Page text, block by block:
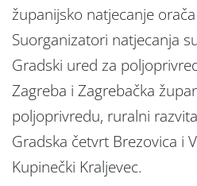
županijsko natjecanje
Suorganizatori natjecanja
Gradski ured za
Zagreba i Zagrebačka
poljoprivredu, ruralni
Gradska četvrt Brezovica i
Kupinečki Kraljevec.